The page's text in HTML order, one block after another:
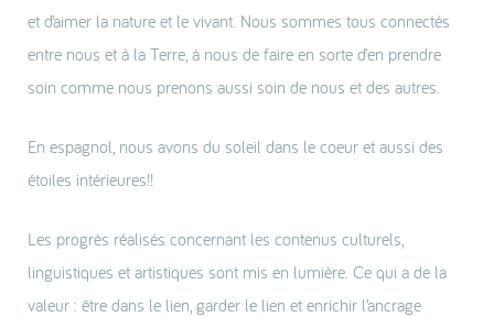
et d’aimer la nature et le vivant. Nous sommes tous connectés
entre nous et à la Terre, à nous de faire en sorte d’en prendre
soin comme nous prenons aussi soin de nous et des autres.
En espagnol, nous avons du soleil dans le coeur et aussi des
étoiles intérieures!!
Les progrès réalisés concernant les contenus culturels,
linguistiques et artistiques sont mis en lumière. Ce qui a de la
valeur : être dans le lien, garder le lien et enrichir l’ancrage